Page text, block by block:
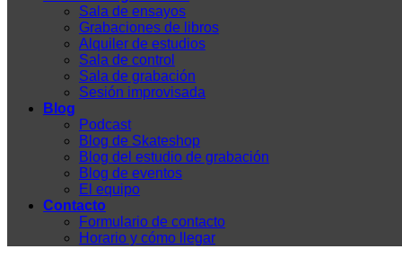
Sala de ensayos
Grabaciones de libros
Alquiler de estudios
Sala de control
Sala de grabación
Sesión improvisada
Blog
Podcast
Blog de Skateshop
Blog del estudio de grabación
Blog de eventos
El equipo
Contacto
Formulario de contacto
Horario y cómo llegar